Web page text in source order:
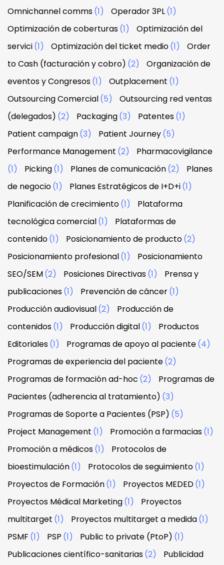
Omnichannel comms(1) Operador 3PL(1)
Optimización de coberturas(1)
Optimización del
servici(1) Optimización del ticket medio(1)
Order
to Cash (facturación y cobro) (2)
Organización de
eventos y Congresos(1) Outplacement (1)
Outsourcing Comercial(5)
Outsourcing red ventas
(delegados) (2) Packaging(3) Patentes(1)
Patient campaign(3) Patient Journey(5)
Performance Management (2)
Pharmacovigilance
(1)
Picking(1) Planes de comunicación(2)
Planes
de negocio(1) Planes Estratégicos de I+D+i(1)
Planificación de crecimiento(1)
Plataforma
tecnológica comercial(1)
Plataformas de
contenido(1) Posicionamiento de producto(2)
Posicionamiento profesional(1)
Posicionamiento
SEO/SEM(2) Posiciones Directivas(1)
Prensa y
publicaciones(1) Prevención de cáncer(1)
Producción audiovisual(2)
Producción de
contenidos(1) Producción digital(1)
Productos
Editoriales(1) Programas de apoyo al paciente(4)
Programas de experiencia del paciente(2)
Programas de formación ad-hoc (2)
Programas de
Pacientes (adherencia al tratamiento) (3)
Programas de Soporte a Pacientes (PSP) (5)
Project Management (1) Promoción a farmacias(1)
Promoción a médicos(1)
Protocolos de
bioestimulación(1) Protocolos de seguimiento(1)
Proyectos de Formación(1) Proyectos MEDED(1)
Proyectos Médical Marketing(1)
Proyectos
multitarget (1) Proyectos multitarget a medida(1)
PSMF (1) PSP (1) Public to private (PtoP) (1)
Publicaciones científico-sanitarias(2) Publicidad